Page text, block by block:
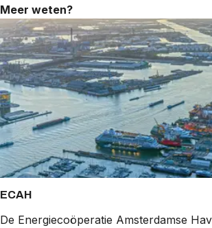
Meer weten?
ECAH
De Energiecoöperatie Amsterdamse